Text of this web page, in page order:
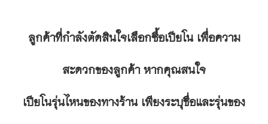
ลูกค้าที่กำลังตัดสินใจเลือกซื้อเปียโน เพื่อความ
สะดวกของลูกค้า หากคุณสนใจ
เปียโนรุ่นไหนของทางร้าน เพียงระบุชื่อและรุ่นของ